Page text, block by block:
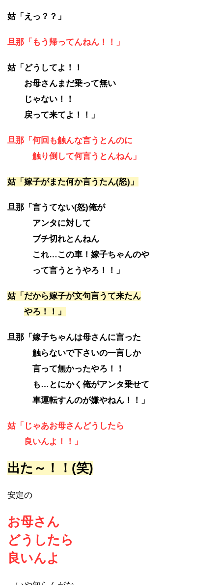
姑「えっ？？」
旦那「もう帰ってんねん！！」
姑「どうしてよ！！
お母さんまだ乗って無い
じゃない！！
戻って来てよ！！」
旦那「何回も触んな言うとんのに
触り倒して何言うとんねん」
姑「嫁子がまた何か言うたん(怒)」
旦那「言うてない(怒)俺が
アンタに対して
ブチ切れとんねん
これ…この車！嫁子ちゃんのや
って言うとうやろ！！」
姑「だから嫁子が文句言うて来たん
やろ！！」
旦那「嫁子ちゃんは母さんに言った
触らないで下さいの一言しか
言って無かったやろ！！
も…とにかく俺がアンタ乗せて
車運転すんのが嫌やねん！！」
姑「じゃあお母さんどうしたら
良いんよ！！」
出た～！！(笑)
安定の
お母さん
どうしたら
良いんよ